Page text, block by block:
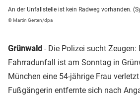
An der Unfallstelle ist kein Radweg vorhanden.
© Martin Gerten/dpa
Grünwald - Die Polizei sucht Zeugen:
Fahrradunfall ist am Sonntag in
München eine 54-jährige Frau
Fußgängerin entfernte sich nach